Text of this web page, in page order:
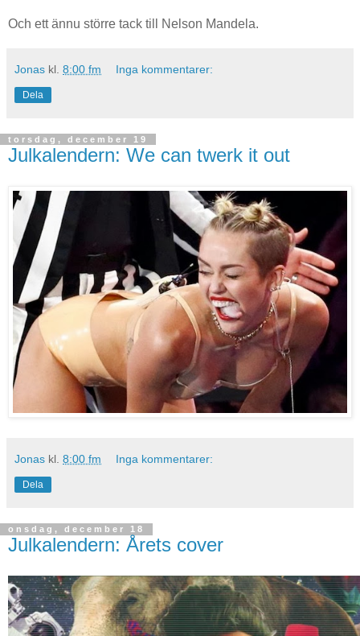
Och ett ännu större tack till Nelson Mandela.
Jonas kl. 8:00 fm Inga kommentarer:
Dela
torsdag, december 19
Julkalendern: We can twerk it out
Jonas kl. 8:00 fm Inga kommentarer:
Dela
onsdag, december 18
Julkalendern: Årets cover